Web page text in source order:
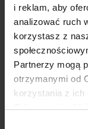
i reklam, aby
analizować ruch
korzystasz z
Partnerzy mogą
otrzymanymi od
korzystania z ich
Odrzucenie